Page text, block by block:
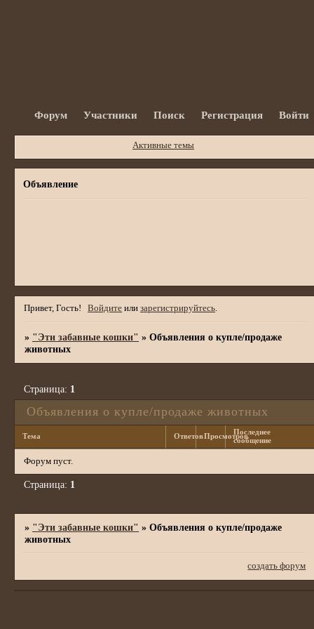
Форум Участники Поиск Регистрация Войти
Активные темы
Объявление
Привет, Гость! Войдите илизарегистрируйтесь.
» "Эти забавные кошки" »Объявления о купле/продаже
животных
Объявления о купле/продаже животных
Страница: 1
Тема ОтветовПросмотровПоследнее
сообщение
Форум пуст.
Страница: 1
» "Эти забавные кошки" »Объявления о купле/продаже
животных
создать форум